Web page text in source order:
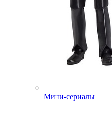
Мини-сериалы